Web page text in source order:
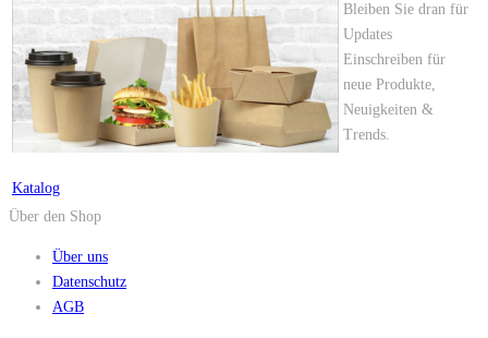
Katalog
Bleiben Sie dran für
Updates
Einschreiben für
neue Produkte,
Neuigkeiten &
Trends.
Über den Shop
Über uns
Datenschutz
AGB